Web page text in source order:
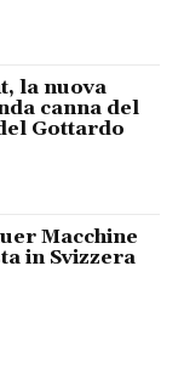
la nuova
canna del
Gottardo
Macchine
in Svizzera